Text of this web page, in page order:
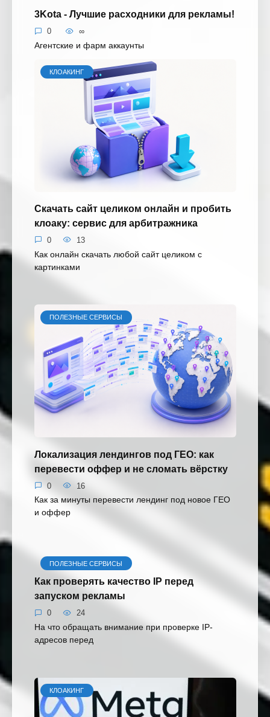
3Kota - Лучшие расходники для рекламы!
0 ∞
Агентские и фарм аккаунты
КЛОАКИНГ
Скачать сайт целиком онлайн и пробить
клоаку: сервис для арбитражника
0 13
Как онлайн скачать любой сайт целиком с
картинками
ПОЛЕЗНЫЕ СЕРВИСЫ
Локализация лендингов под ГЕО: как
перевести оффер и не сломать вёрстку
0 16
Как за минуты перевести лендинг под новое ГЕО
и оффер
ПОЛЕЗНЫЕ СЕРВИСЫ
Как проверять качество IP перед
запуском рекламы
0 24
На что обращать внимание при проверке IP-
адресов перед
КЛОАКИНГ